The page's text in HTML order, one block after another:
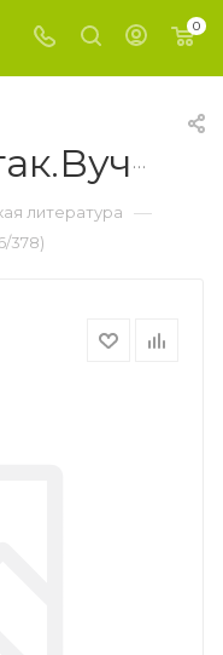
0
мяне.Раб.сшытак.Вуч.д(16/378)
литература —
378)